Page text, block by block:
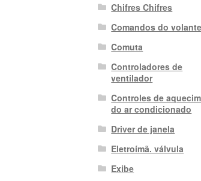
Chifres Chifres
Comandos do volante
Comuta
Controladores de
ventilador
Controles de
do ar condicionado
Driver de janela
Eletroímã. válvula
Exibe